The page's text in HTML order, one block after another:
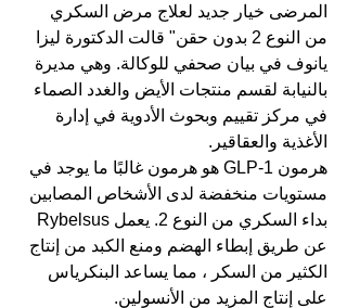
المرضى خيار جديد لعلاج مرض السكري
من النوع 2 بدون حقن" قالت الدكتورة ليزا
يانوف في بيان صحفي للوكالة. وهي مديرة
بالنيابة لقسم منتجات الأيض والغدد الصماء
في مركز تقييم وبحوث الأدوية في إدارة
الأغذية والعقاقير.
هرمون GLP-1 هو هرمون غالبًا ما يوجد في
مستويات منخفضة لدى الأشخاص المصابين
عن طريق إبطاء الهضم ومنع الكبد من إنتاج
الكثير من السكر ، مما يساعد البنكرياس
على إنتاج المزيد من الأنسولين.